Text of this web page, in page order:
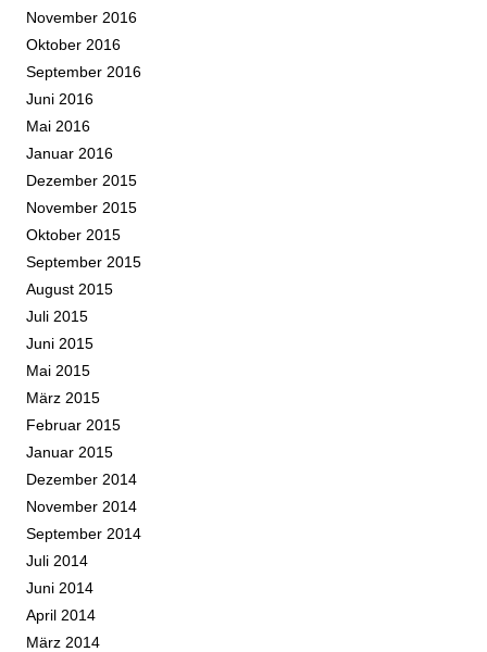
November 2016
Oktober 2016
September 2016
Juni 2016
Mai 2016
Januar 2016
Dezember 2015
November 2015
Oktober 2015
September 2015
August 2015
Juli 2015
Juni 2015
Mai 2015
März 2015
Februar 2015
Januar 2015
Dezember 2014
November 2014
September 2014
Juli 2014
Juni 2014
April 2014
März 2014